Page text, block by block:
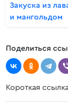
Закуска из
и мангольдом
Поделиться
Короткая